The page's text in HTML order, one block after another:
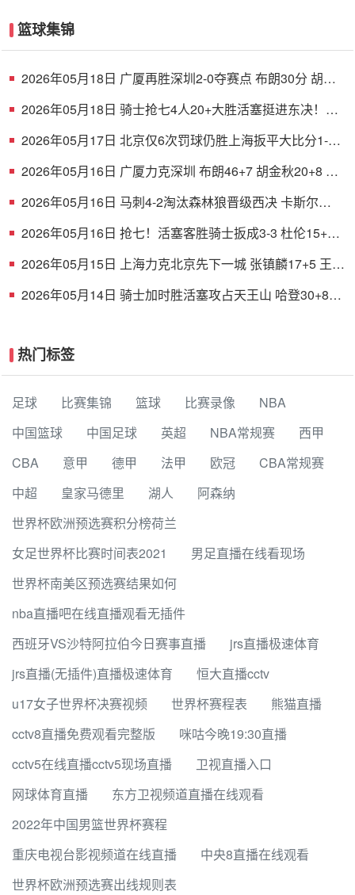
篮球集锦
2026年05月18日 广厦再胜深圳2-0夺赛点 布朗30分 胡金
2026年05月18日 骑士抢七4人20+大胜活塞挺进东决！米
2026年05月17日 北京仅6次罚球仍胜上海扳平大比分1-1
2026年05月16日 广厦力克深圳 布朗46+7 胡金秋20+8 孙
2026年05月16日 马刺4-2淘汰森林狼晋级西决 卡斯尔
2026年05月16日 抢七！活塞客胜骑士扳成3-3 杜伦15+11
2026年05月15日 上海力克北京先下一城 张镇麟17+5 王哲
2026年05月14日 骑士加时胜活塞攻占天王山 哈登30+8+6
热门标签
足球 比赛集锦 篮球 比赛录像
NBA
中国篮球
中国足球 英超 NBA常规赛
西甲
CBA
意甲 德甲 法甲 欧冠
CBA常规赛
中超
皇家马德里 湖人
阿森纳
世界杯欧洲预选赛积分榜荷兰
女足世界杯比赛时间表2021
男足直播在线看现场
世界杯南美区预选赛结果如何
nba直播吧在线直播观看无插件
西班牙VS沙特阿拉伯今日赛事直播
jrs直播极速体育
jrs直播(无插件)直播极速体育
恒大直播cctv
u17女子世界杯决赛视频
世界杯赛程表
熊猫直播
cctv8直播免费观看完整版
咪咕今晚19:30直播
cctv5在线直播cctv5现场直播
卫视直播入口
网球体育直播
东方卫视频道直播在线观看
2022年中国男篮世界杯赛程
重庆电视台影视频道在线直播
中央8直播在线观看
世界杯欧洲预选赛出线规则表